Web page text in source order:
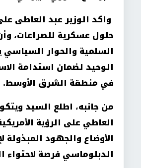
واكد الوزير عبد العاطى
حلول عسكرية للصراعات،
السلمية والحوار السياسي
الوحيد لضمان استدامة
في منطقة الشرق الأوسط.
من جانبه، اطلع السيد
العاطي على الرؤية
الأوضاع والجهود المبذولة
الدبلوماسي فرصة لاحتواء